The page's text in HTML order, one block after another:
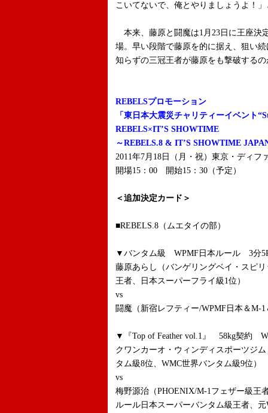
こいてないで、俺とやりましょうよ！
本来、藤原と闘魔は1月23日に王座決
場。早い段階で藤原を的に据え、狙い
知らずの三冠王者が藤原をも撃破するの
REBELSプロモーション
「東日本大震災チャリティーイベント
REBELS×IT’S SHOWTIME
～REBELS.8 & IT’S SHOWTIME
2011年7月18日（月・祝）東京・ディフ
開場15：00 開始15：30（予定）
＜追加決定カード＞
■REBELS.8（ムエタイの部）
▼バンタム級 WPMF日本ルール 3分
藤原あらし（バンゲリングベイ・スピ
王者、日本スーパーフライ級1位）
vs
闘魔（新宿レフティー/WPMF日本＆M-
▼『Top of Feather vol.1』 58kg契約
クワンカーオ・ウィンディスポーツジ
タム級8位、WMC世界バンタム級9位）
vs
梅野源治（PHOENIX/M-1フェザー級王
ルール日本スーパーバンタム級王者、